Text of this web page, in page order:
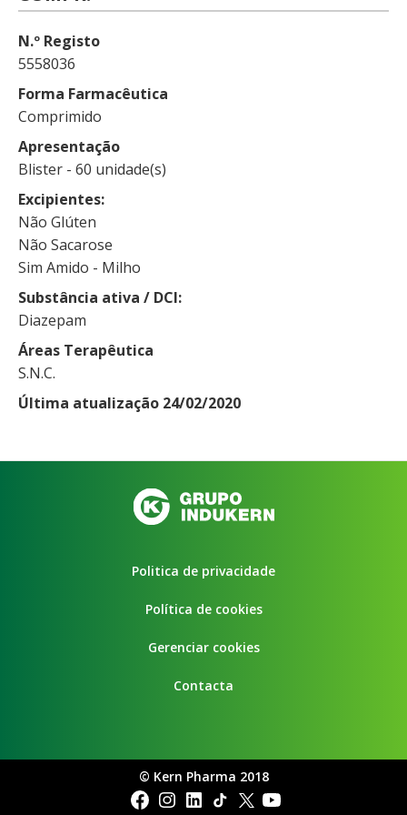
N.º Registo
5558036
Forma Farmacêutica
Comprimido
Apresentação
Blister - 60 unidade(s)
Excipientes
Não Glúten
Não Sacarose
Sim Amido - Milho
Substância ativa / DCI
Diazepam
Áreas Terapêutica
S.N.C.
Última atualização 24/02/2020
Politica de privacidade
Política de cookies
Gerenciar cookies
Contacta
© Kern Pharma 2018